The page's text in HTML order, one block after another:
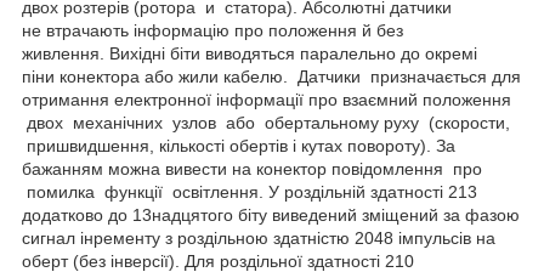
двох розтерів (ротора и статора). Абсолютні датчики
не втрачають інформацію про положення й без
живлення. Вихідні біти виводяться паралельно до окремі
піни конектора або жили кабелю. Датчики призначається для
отримання електронної інформації про взаємний положення
двох механічних узлов або обертальному руху (скорости,
пришвидшення, кількості обертів і кутах повороту). За
бажанням можна вивести на конектор повідомлення про
помилка функції освітлення. У роздільній здатності 213
додатково до 13надцятого біту виведений зміщений за фазою
сигнал інременту з роздільною здатністю 2048 імпульсів на
оберт (без інверсії). Для роздільної здатності 210